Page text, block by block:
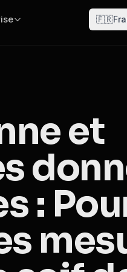
🇫🇷
et
: